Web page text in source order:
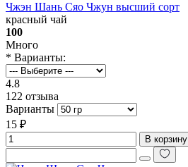
Чжэн Шань Сяо Чжун высший сорт
красный чай
100
Много
* Варианты:
4.8
122 отзыва
Варианты
15 ₽
В корзину